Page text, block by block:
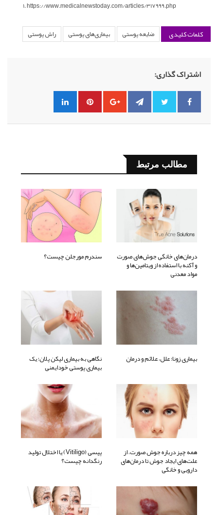
https://www.medicalnewstoday.com/articles/317999.php
کلمات کلیدی ضایعه پوستی بیماری‌های پوستی راش پوستی
اشتراک گذاری:
مطالب مرتبط
درمان‌های خانگی جوش‌های صورت
و آکنه با استفاده از ویتامین‌ها و
مواد معدنی
سندرم مورجلن چیست؟
بیماری زونا؛ علل، علائم و درمان نگاهی به بیماری لیکن پلان؛ یک
بیماری پوستی خودایمنی
همه چیز درباره جوش صورت، از
علت‌های ایجاد جوش تا درمان‌های
دارویی و خانگی
پیسی (Vitiligo) یا اختلال تولید
رنگدانه چیست؟